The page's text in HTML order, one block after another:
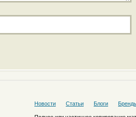
Новости Статьи Блоги